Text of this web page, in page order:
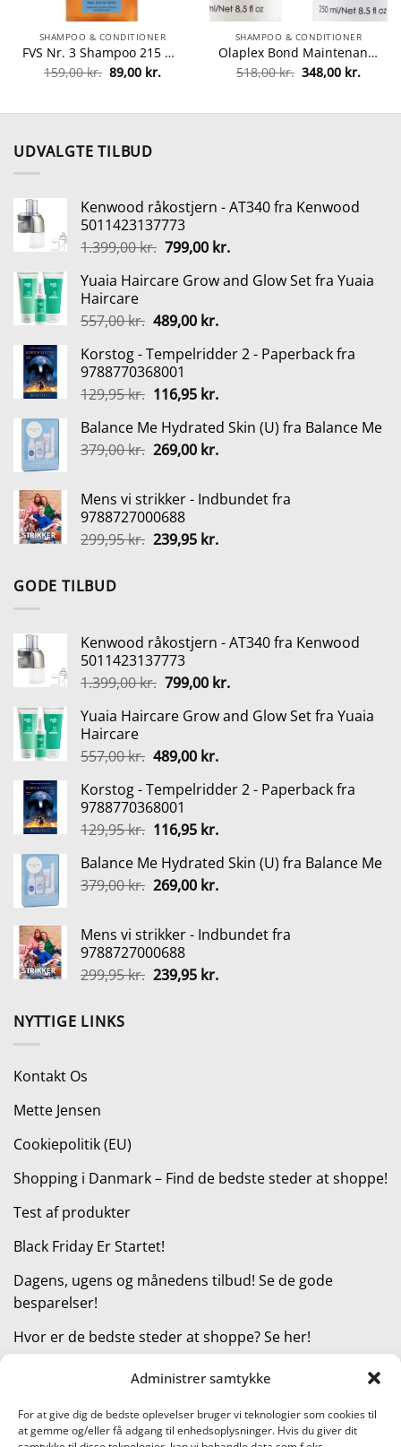
Administrer samtykke
For at give dig de bedste oplevelser bruger vi teknologier som cookies til
at gemme og/eller få adgang til enhedsoplysninger. Hvis du giver dit
SHAMPOO & CONDITIONER
FVS Nr. 3 Shampoo 215 ml fra FVS
159,00kr. Den
oprindelige
159,00 kr..
89,00 kr.Den
89,00 kr..
SHAMPOO & CONDITIONER
Olaplex Bond Maintenance Shampoo & Conditioner Kit fra Olaplex
518,00kr. Den
oprindelige
518,00 kr..
348,00 kr.Den
UDVALGTE TILBUD
Kenwood råkostjern - AT340 fra Kenwood
5011423137773
1.399,00kr. Den
pris
1.399,00 kr..
799,00 kr.Den
pris
Yuaia Haircare Grow and Glow Set fra Yuaia
Haircare
557,00kr. Den
pris
var:
557,00 kr..
489,00 kr.Den
pris
489,00 kr..
Korstog - Tempelridder 2 - Paperback fra
9788770368001
129,95kr. Den
pris
var:
116,95 kr.Den
pris
er:
Balance Me Hydrated Skin (U) fra Balance Me
379,00kr. Den
var:
379,00 kr..
269,00 kr.Den
er:
Mens vi strikker - Indbundet fra
9788727000688
299,95kr. Den
239,95 kr.Den
GODE TILBUD
Kenwood råkostjern - AT340 fra Kenwood
5011423137773
1.399,00kr. Den
pris
1.399,00 kr..
799,00 kr.Den
pris
Yuaia Haircare Grow and Glow Set fra Yuaia
Haircare
557,00kr. Den
pris
var:
557,00 kr..
489,00 kr.Den
pris
489,00 kr..
Korstog - Tempelridder 2 - Paperback fra
9788770368001
129,95kr. Den
pris
var:
116,95 kr.Den
pris
er:
Balance Me Hydrated Skin (U) fra Balance Me
379,00kr. Den
var:
379,00 kr..
269,00 kr.Den
er:
Mens vi strikker - Indbundet fra
9788727000688
299,95kr. Den
239,95 kr.Den
NYTTIGE LINKS
Kontakt Os
Mette Jensen
Cookiepolitik (EU)
Shopping i Danmark – Find de bedste steder at shoppe!
Test af produkter
Black Friday Er Startet!
Dagens, ugens og månedens tilbud! Se de gode
besparelser!
Hvor er de bedste steder at shoppe? Se her!
Kategorier